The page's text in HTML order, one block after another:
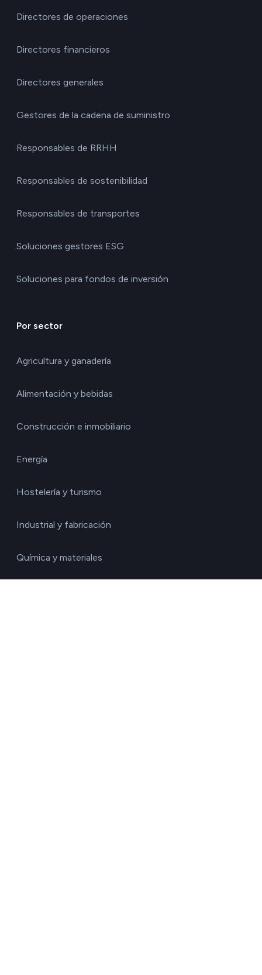
Directores de operaciones
Directores financieros
Directores generales
Gestores de la cadena de suministro
Responsables de RRHH
Responsables de sostenibilidad
Responsables de transportes
Soluciones gestores ESG
Soluciones para fondos de inversión
Por sector
Agricultura y ganadería
Alimentación y bebidas
Construcción e inmobiliario
Energía
Hostelería y turismo
Industrial y fabricación
Química y materiales